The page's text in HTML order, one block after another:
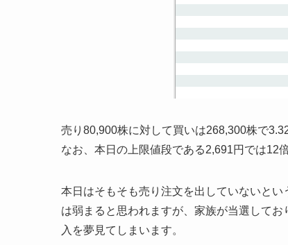
売り80,900株に対して買いは268,300株で
なお、本日の上限値段である2,691円では12
本日はそもそも売り注文を出していないと
は弱まると思われますが、家族が当選して
入を夢見てしまいます。